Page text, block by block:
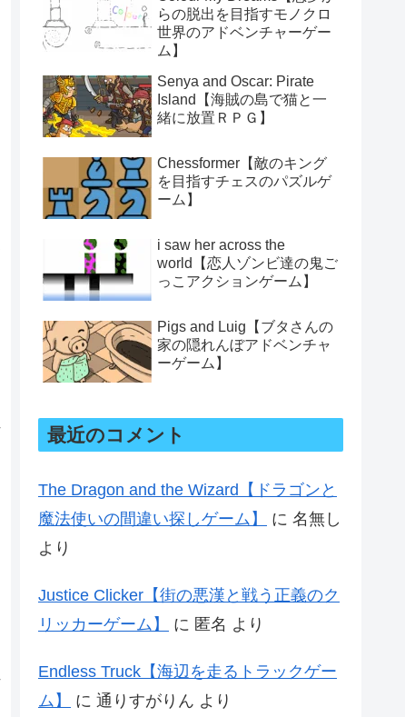
らの脱出を目指すモノクロ
世界のアドベンチャーゲー
ム】
Senya and Oscar: Pirate
Island【海賊の島で猫と一
緒に放置ＲＰＧ】
Chessformer【敵のキング
を目指すチェスのパズルゲ
ーム】
i saw her across the
world【恋人ゾンビ達の鬼ご
っこアクションゲーム】
Pigs and Luig【ブタさんの
家の隠れんぼアドベンチャ
ーゲーム】
最近のコメント
The Dragon and the Wizard【ドラゴンと
魔法使いの間違い探しゲーム】
に 名無し
より
Justice Clicker【街の悪漢と戦う正義のク
リッカーゲーム】
に 匿名 より
Endless Truck【海辺を走るトラックゲー
ム】
に 通りすがりん より